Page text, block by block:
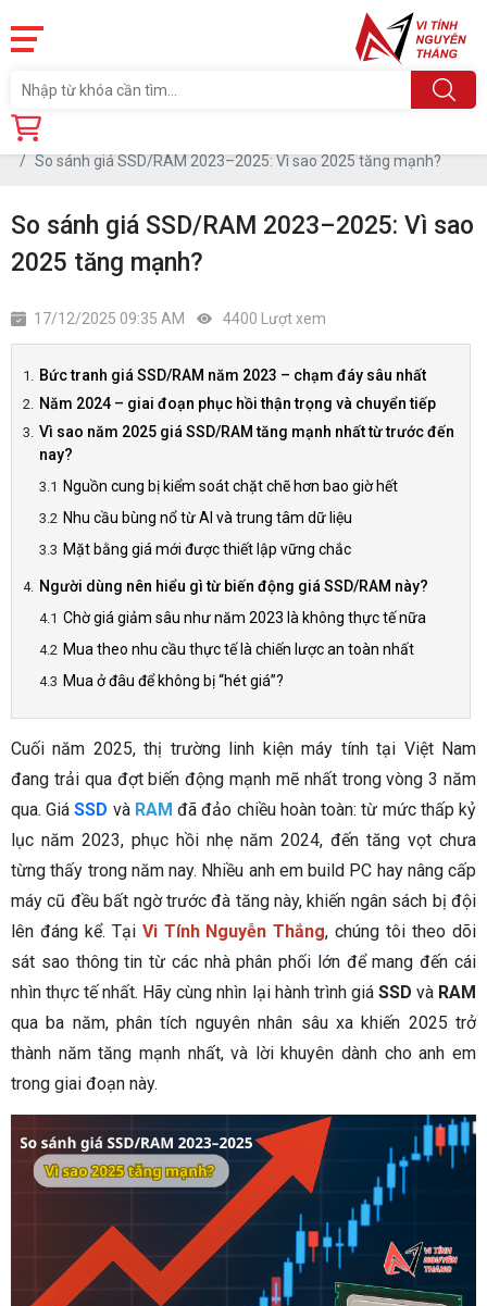
Trang chủ
So sánh giá SSD/RAM 2023–2025: Vì sao 2025 tăng mạnh?
So sánh giá SSD/RAM 2023–2025: Vì sao
2025 tăng mạnh?
17/12/2025 09:35 AM 4400 Lượt xem
Bức tranh giá SSD/RAM năm 2023 – chạm đáy sâu nhất
Năm 2024 – giai đoạn phục hồi thận trọng và chuyển tiếp
Vì sao năm 2025 giá SSD/RAM tăng mạnh nhất từ trước đến
nay?
Nguồn cung bị kiểm soát chặt chẽ hơn bao giờ hết
Nhu cầu bùng nổ từ AI và trung tâm dữ liệu
Mặt bằng giá mới được thiết lập vững chắc
Người dùng nên hiểu gì từ biến động giá SSD/RAM này?
Chờ giá giảm sâu như năm 2023 là không thực tế nữa
Mua theo nhu cầu thực tế là chiến lược an toàn nhất
Mua ở đâu để không bị “hét giá”?
Cuối năm 2025, thị trường linh kiện máy tính tại Việt Nam
đang trải qua đợt biến động mạnh mẽ nhất trong vòng 3 năm
qua. GiáSSD và RAM đã đảo chiều hoàn toàn: từ mức thấp kỷ
lục năm 2023, phục hồi nhẹ năm 2024, đến tăng vọt chưa
từng thấy trong năm nay. Nhiều anh em build PC hay nâng cấp
máy cũ đều bất ngờ trước đà tăng này, khiến ngân sách bị đội
lên đáng kể. Tại Vi Tính Nguyễn Thắng, chúng tôi theo dõi
sát sao thông tin từ các nhà phân phối lớn để mang đến cái
nhìn thực tế nhất. Hãy cùng nhìn lại hành trình giá SSD và RAM
qua ba năm, phân tích nguyên nhân sâu xa khiến 2025 trở
thành năm tăng mạnh nhất, và lời khuyên dành cho anh em
trong giai đoạn này.